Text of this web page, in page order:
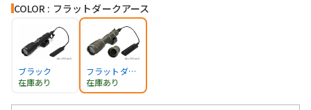
COLOR : フラットダークアース
ブラック
在庫あり
フラットダークアース
在庫あり